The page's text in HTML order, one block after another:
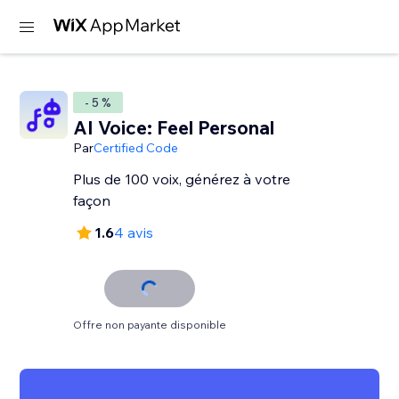
- 5 %
AI Voice: Feel Personal
ParCertified Code
Plus de 100 voix, générez à votre
façon
1.64 avis
Offre non payante disponible